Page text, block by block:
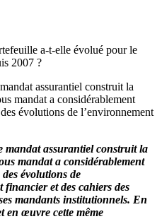
a-t-elle évolué pour le
2007 ?
assurantiel construit la
mandat a considérablement
évolutions de l’environnement
mandat assurantiel construit la
mandat a considérablement
évolutions de
financier et des cahiers des
mandants institutionnels. En
en œuvre cette même